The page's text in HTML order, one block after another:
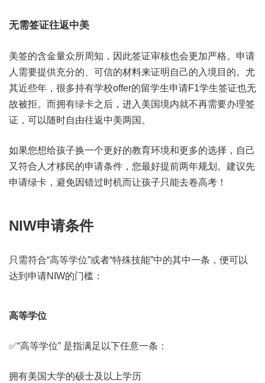
无需签证往返中美
美签的含金量众所周知，因此签证审核也会更加严格。申请
人需要提供充分的、可信的材料来证明自己的入境目的。尤
其近些年，很多持有学校offer的留学生申请F1学生签证也无
故被拒。而拥有绿卡之后，进入美国境内就不再需要办理签
证，可以随时自由往返中美两国。
如果您想给孩子换一个更好的教育环境和更多的选择，自己
又符合人才移民的申请条件，您最好提前两年规划。建议先
申请绿卡，避免因错过时机而让孩子只能去卷高考！
NIW申请条件
只需符合“高等学位”或者“特殊技能”中的其中一条，便可以
达到申请NIW的门槛：
高等学位
✅“高等学位” 是指满足以下任意一条：
拥有美国大学的硕士及以上学历